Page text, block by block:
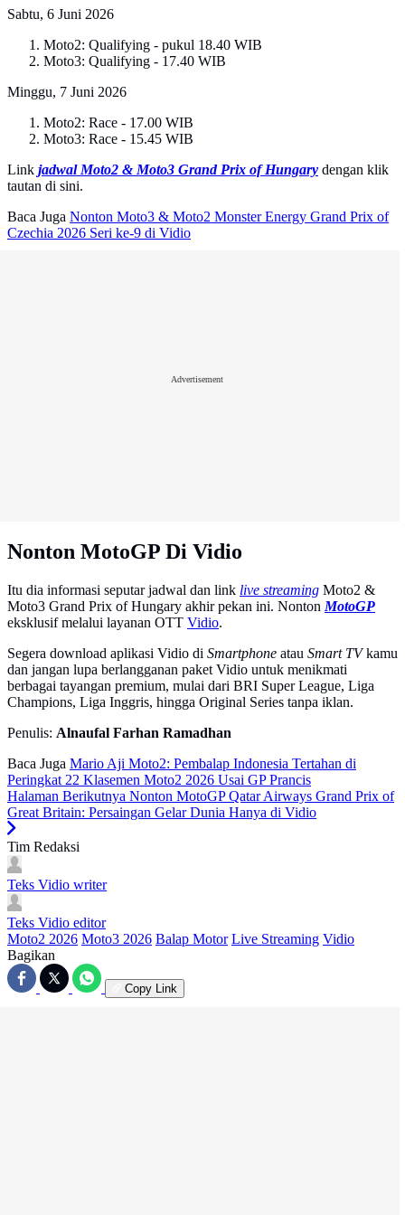
Sabtu, 6 Juni 2026
Moto2: Qualifying - pukul 18.40 WIB
Moto3: Qualifying - 17.40 WIB
Minggu, 7 Juni 2026
Moto2: Race - 17.00 WIB
Moto3: Race - 15.45 WIB
Link jadwal Moto2 & Moto3 Grand Prix of Hungary dengan klik
tautan di sini.
Baca Juga Nonton Moto3 & Moto2 Monster Energy Grand Prix of
Czechia 2026 Seri ke-9 di Vidio
Advertisement
Nonton MotoGP Di Vidio
Itu dia informasi seputar jadwal dan link live streaming Moto2 &
Moto3 Grand Prix of Hungary akhir pekan ini. Nonton MotoGP
eksklusif melalui layanan OTT Vidio.
Segera download aplikasi Vidio di Smartphone atau Smart TVkamu
dan jangan lupa berlangganan paket Vidio untuk menikmati
berbagai tayangan premium, mulai dari BRI Super League, Liga
Champions, Liga Inggris, hingga Original Series tanpa iklan.
Penulis: Alnaufal Farhan Ramadhan
Baca Juga Mario Aji Moto2: Pembalap Indonesia Tertahan di
Peringkat 22 Klasemen Moto2 2026 Usai GP Prancis
Halaman Berikutnya Nonton MotoGP Qatar Airways Grand Prix of
Great Britain: Persaingan Gelar Dunia Hanya di Vidio
Tim Redaksi
Teks Vidio writer
Teks Vidio editor
Moto2 2026 Moto3 2026 Balap Motor Live Streaming Vidio
Bagikan
Copy Link